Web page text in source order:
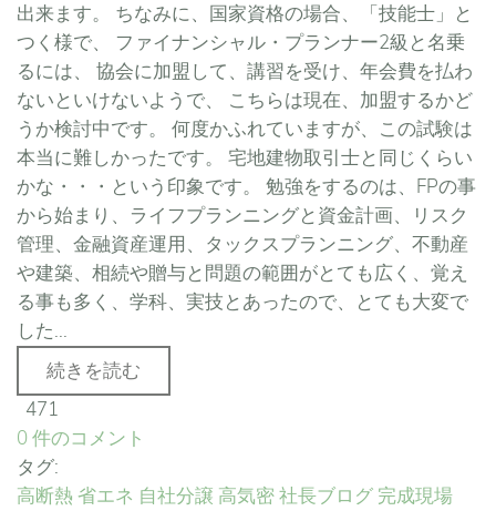
出来ます。 ちなみに、国家資格の場合、「技能士」と
つく様で、 ファイナンシャル・プランナー2級と名乗
るには、 協会に加盟して、講習を受け、年会費を払わ
ないといけないようで、 こちらは現在、加盟するかど
うか検討中です。 何度かふれていますが、この試験は
本当に難しかったです。 宅地建物取引士と同じくらい
かな・・・という印象です。 勉強をするのは、FPの事
から始まり、ライフプランニングと資金計画、リスク
管理、金融資産運用、タックスプランニング、不動産
や建築、相続や贈与と問題の範囲がとても広く、覚え
る事も多く、学科、実技とあったので、とても大変で
した...
続きを読む
471
0 件のコメント
タグ:
高断熱 省エネ 自社分譲 高気密社長ブログ 完成現場